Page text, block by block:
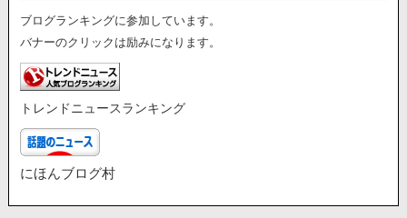
ブログランキングに参加しています。
バナーのクリックは励みになります。
トレンドニュースランキング
にほんブログ村